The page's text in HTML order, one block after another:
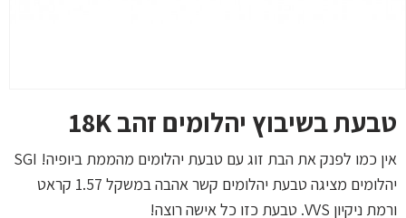
טבעת בשיבוץ יהלומים זהב 18K
אין כמו לפנק את הבת זוג עם טבעת יהלומים מהממת ביופיה! SGI
יהלומים מציגה טבעת יהלומים קשר אהבה במשקל 1.57 קראט
ורמת ניקיון VVS. טבעת כזו כל אישה רוצה!